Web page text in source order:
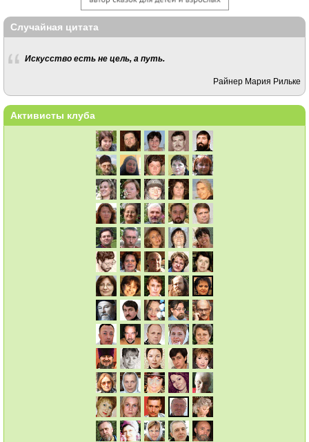
Случайная цитата
Искусство есть не цель, а путь.
Райнер Мария Рильке
Активисты клуба